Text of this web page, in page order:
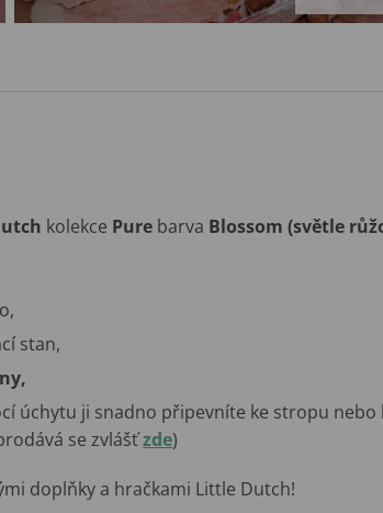
kolekce Pure barva Blossom (světle
stan,
úchytu ji snadno připevníte ke stropu nebo
se zvlášťzde)
doplňky a hračkami Little Dutch!